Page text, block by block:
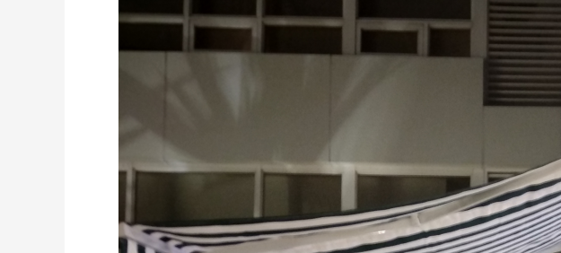
PERMANENT